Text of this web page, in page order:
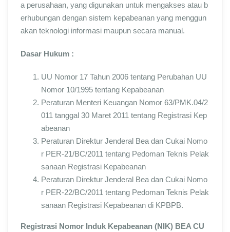
a perusahaan, yang digunakan untuk mengakses atau b
erhubungan dengan sistem kepabeanan yang menggun
akan teknologi informasi maupun secara manual.
Dasar Hukum :
UU Nomor 17 Tahun 2006 tentang Perubahan UU
Nomor 10/1995 tentang Kepabeanan
Peraturan Menteri Keuangan Nomor 63/PMK.04/2
011 tanggal 30 Maret 2011 tentang Registrasi Kep
abeanan
Peraturan Direktur Jenderal Bea dan Cukai Nomo
r PER-21/BC/2011 tentang Pedoman Teknis Pelak
sanaan Registrasi Kepabeanan
Peraturan Direktur Jenderal Bea dan Cukai Nomo
r PER-22/BC/2011 tentang Pedoman Teknis Pelak
sanaan Registrasi Kepabeanan di KPBPB.
Registrasi Nomor Induk Kepabeanan (NIK) BEA CU